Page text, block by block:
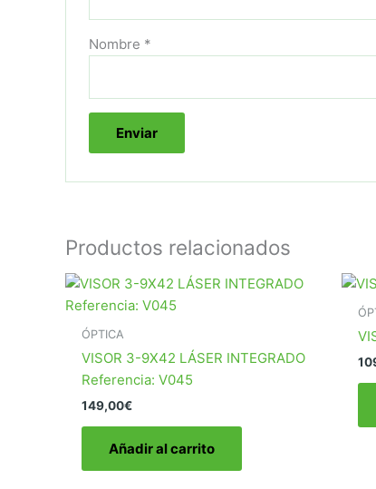
Nombre *
Productos relacionados
ÓPTICA
VISOR 3-9X42 LÁSER INTEGRADO
Referencia: V045
149,00€
Añadir al carrito